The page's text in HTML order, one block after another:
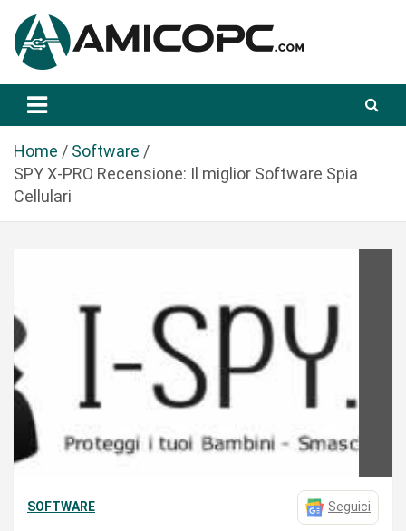
a
Amicopc.com
Home
Software
SPY X-PRO Recensione: Il miglior Software Spia
Cellulari
SOFTWARE Seguici